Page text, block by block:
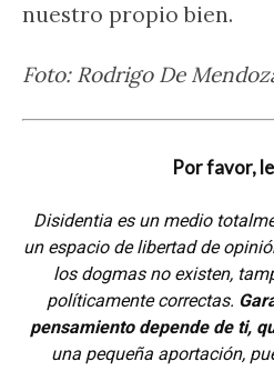
nuestro propio bien.
Foto: Rodrigo De
Por favor,
Disidentia es un medio
un espacio de libertad de
los dogmas no existen,
políticamente correctas.
pensamiento depende de ti,
una pequeña aportación,